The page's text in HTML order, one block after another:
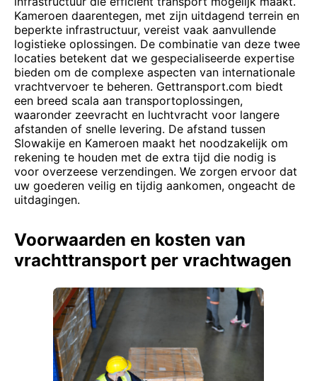
Kameroen daarentegen, met zijn uitdagend terrein en
beperkte infrastructuur, vereist vaak aanvullende
logistieke oplossingen. De combinatie van deze twee
locaties betekent dat we gespecialiseerde expertise
bieden om de complexe aspecten van internationale
vrachtvervoer te beheren. Gettransport.com biedt
een breed scala aan transportoplossingen,
waaronder zeevracht en luchtvracht voor langere
afstanden of snelle levering. De afstand tussen
Slowakije en Kameroen maakt het noodzakelijk om
rekening te houden met de extra tijd die nodig is
voor overzeese verzendingen. We zorgen ervoor dat
uw goederen veilig en tijdig aankomen, ongeacht de
uitdagingen.
Voorwaarden en kosten van
vrachttransport per vrachtwagen